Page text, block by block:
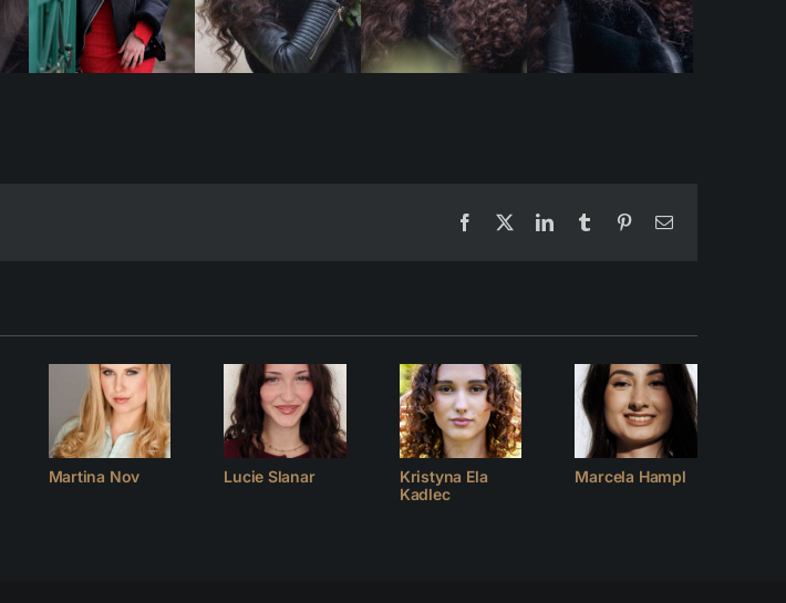
Facebook
X LinkedInTumblrPinterestEmail
Martina Nov Lucie Slanar
Kristyna Ela
Kadlec
Marcela Hampl